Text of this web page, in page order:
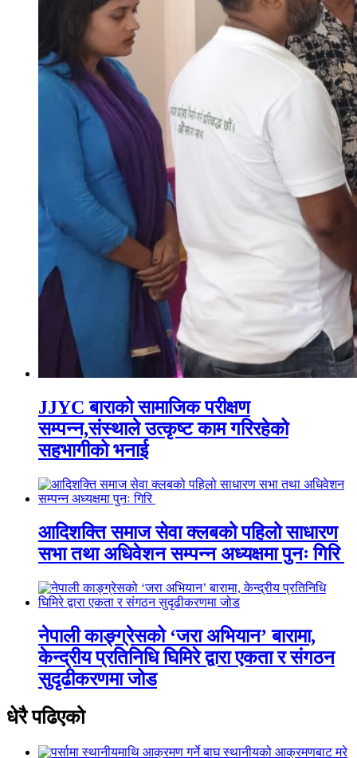
JJYC बाराको सामाजिक परीक्षण
सम्पन्न,संस्थाले उत्कृष्ट काम गरिरहेको
सहभागीको भनाई
आदिशक्ति समाज सेवा क्लबको पहिलो साधारण
सभा तथा अधिवेशन सम्पन्न अध्यक्षमा पुनः गिरि
नेपाली काङ्ग्रेसको ‘जरा अभियान’ बारामा,
केन्द्रीय प्रतिनिधि घिमिरे द्वारा एकता र संगठन
सुदृढीकरणमा जोड
धेरै पढिएको